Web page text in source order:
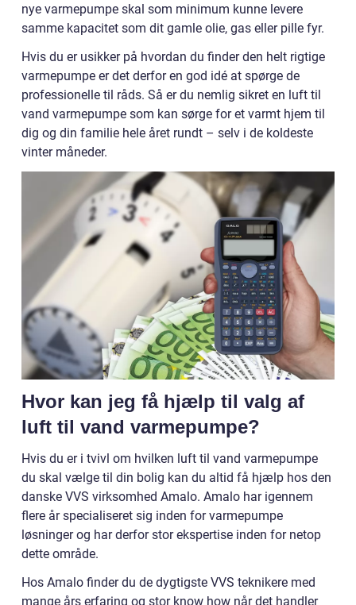
nye varmepumpe skal som minimum kunne levere
samme kapacitet som dit gamle olie, gas eller pille fyr.
Hvis du er usikker på hvordan du finder den helt rigtige
varmepumpe er det derfor en god idé at spørge de
professionelle til råds. Så er du nemlig sikret en luft til
vand varmepumpe som kan sørge for et varmt hjem til
dig og din familie hele året rundt – selv i de koldeste
vinter måneder.
Hvor kan jeg få hjælp til valg af
luft til vand varmepumpe?
Hvis du er i tvivl om hvilken luft til vand varmepumpe
du skal vælge til din bolig kan du altid få hjælp hos den
danske VVS virksomhed Amalo. Amalo har igennem
flere år specialiseret sig inden for varmepumpe
løsninger og har derfor stor ekspertise inden for netop
dette område.
Hos Amalo finder du de dygtigste VVS teknikere med
mange års erfaring og stor know how når det handler